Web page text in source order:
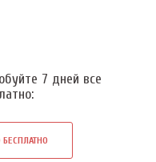
7 дней все